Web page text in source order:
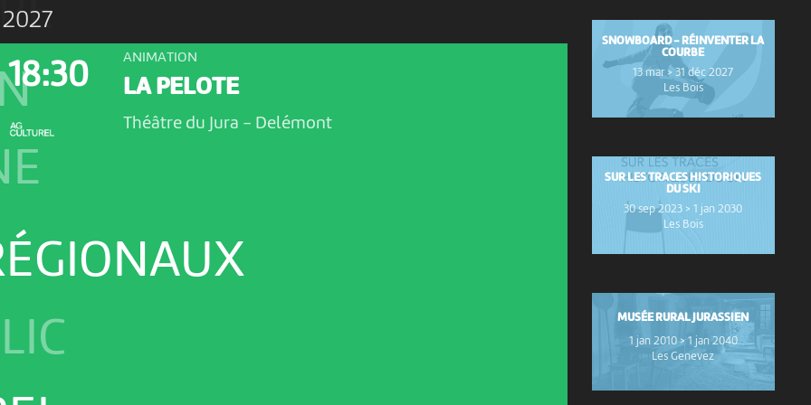
2027
18:30 ANIMATION
LA PELOTE
Théâtre du Jura - Delémont
SNOWBOARD - RÉINVENTER LA
COURBE
13 mar > 31 déc 2027
Les Bois
SUR LES TRACES HISTORIQUES
DU SKI
30 sep 2023 > 1 jan 2030
Les Bois
MUSÉE RURAL JURASSIEN
1 jan 2010 > 1 jan 2040
Les Genevez